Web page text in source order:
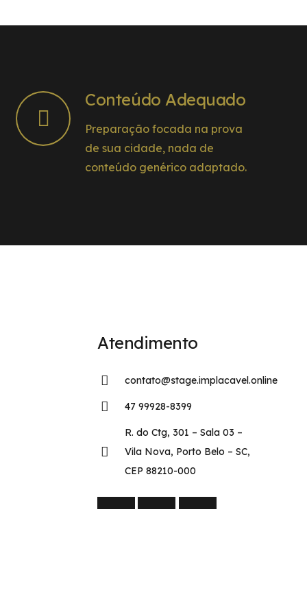
Conteúdo Adequado
Preparação focada na prova
de sua cidade, nada de
conteúdo genérico adaptado.
Atendimento
contato@stage.implacavel.online
47 99928-8399
R. do Ctg, 301 – Sala 03 –
Vila Nova, Porto Belo – SC,
CEP 88210-000